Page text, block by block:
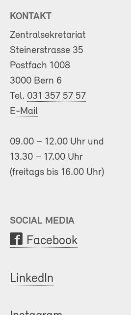
KONTAKT
Zentralsekretariat
Steinerstrasse 35
Postfach 1008
3000 Bern 6
Tel. 031 357 57 57
E-Mail
09.00 – 12.00 Uhr und
13.30 – 17.00 Uhr
(freitags bis 16.00 Uhr)
SOCIAL MEDIA
Facebook
LinkedIn